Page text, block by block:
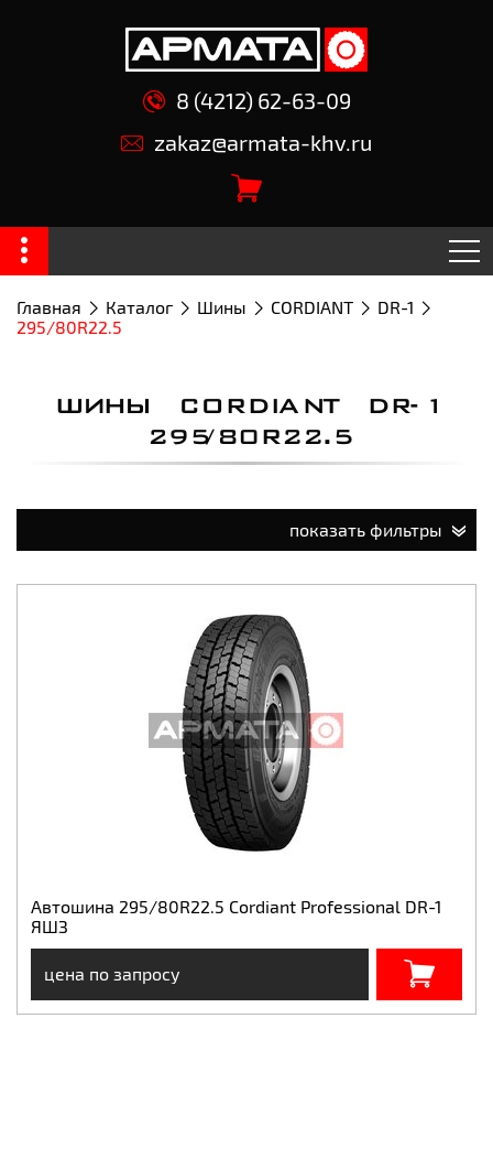
8 (4212) 62-63-09
zakaz@armata-khv.ru
Главная Каталог Шины CORDIANT
DR-1
295/80R22.5
ШИНЫ CORDIANT DR-1
295/80R22.5
показать фильтры
Автошина 295/80R22.5 Cordiant Professional DR-1
ЯШЗ
цена по запросу